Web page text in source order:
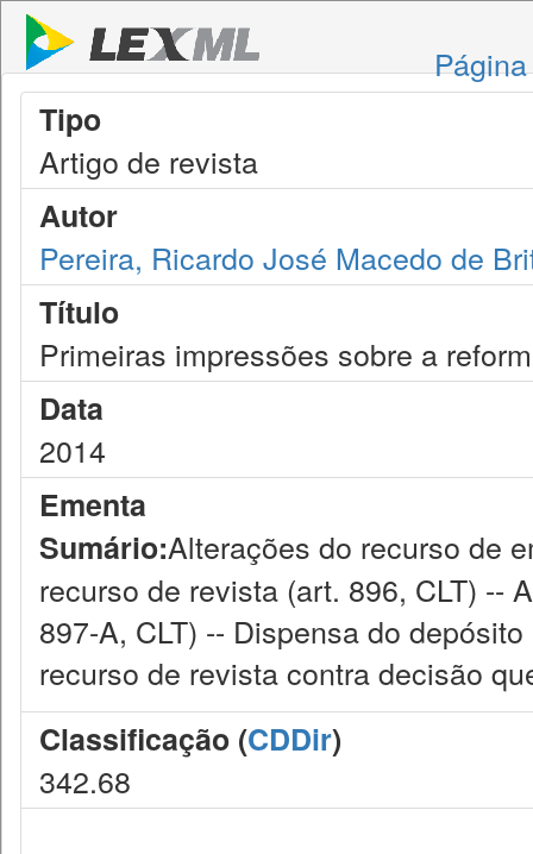
Tipo
Artigo de revista
Autor
Pereira, Ricardo José Macedo de
Título
Primeiras impressões sobre a
Data
2014
Ementa
Sumário:Alterações do recurso de
recurso de revista (art. 896, CLT) --
897-A, CLT) -- Dispensa do
recurso de revista contra decisão
Classificação (CDDir)
342.68